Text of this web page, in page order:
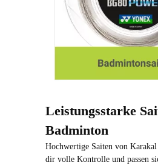
Leistungsstarke
Badminton
Hochwertige Saiten von
dir volle Kontrolle und passen